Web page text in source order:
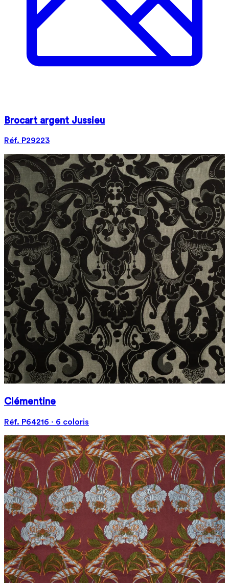
Brocart argent Jussieu
Réf. P29223
Clémentine
Réf. P64216 · 6 coloris